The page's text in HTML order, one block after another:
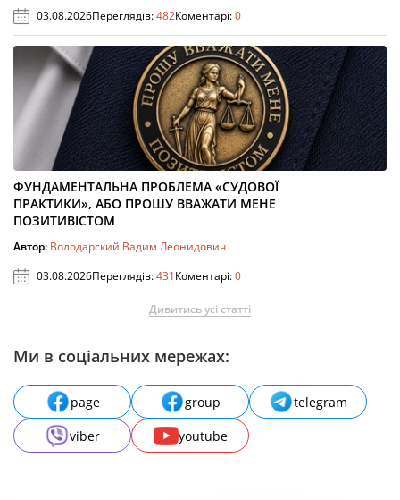
03.08.2026Переглядів:482Коментарі:0
ФУНДАМЕНТАЛЬНА ПРОБЛЕМА «СУДОВОЇ
ПРАКТИКИ», АБО ПРОШУ ВВАЖАТИ МЕНЕ
ПОЗИТИВІСТОМ
Автор: Володарский Вадим Леонидович
03.08.2026Переглядів:431Коментарі:0
Дивитись усі статті
Ми в соціальних мережах:
page group
telegram
viber
youtube